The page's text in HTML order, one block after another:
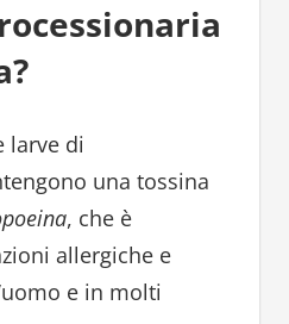
larve di
una tossina
, che è
allergiche e
e in molti